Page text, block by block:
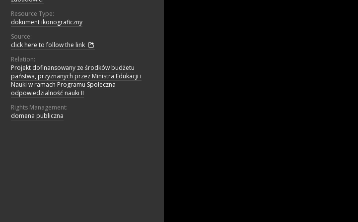
Resource Type:
dokument ikonograficzny
Source:
click here to follow the link
Relation:
Projekt dofinansowany ze środków budżetu
państwa, przyznanych przez Ministra Edukacji i
Nauki w ramach Programu Społeczna
odpowiedzialność nauki II
Rights Management:
domena publiczna